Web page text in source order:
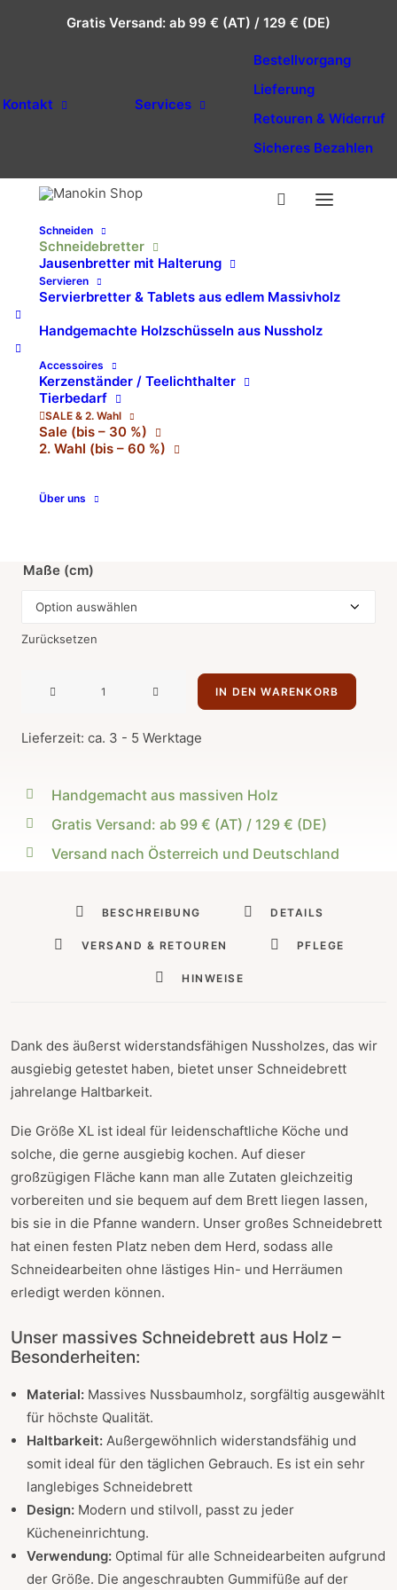
Gratis Versand: ab 99 € (AT) / 129 € (DE)
Kontakt Services
Bestellvorgang
Lieferung
Retouren & Widerruf
Sicheres Bezahlen
Schneiden
Schneidebretter
Jausenbretter mit Halterung
Servieren
Servierbretter & Tablets aus edlem Massivholz
Handgemachte Holzschüsseln aus Nussholz
Accessoires
Kerzenständer / Teelichthalter
Tierbedarf
SALE & 2. Wahl
Sale (bis – 30 %)
2. Wahl (bis – 60 %)
Über uns
Start Shop Schneiden
Modernes Schneidebrett aus ausgesuchtem Nussholz (XL)
Modernes Schneidebrett
aus ausgesuchtem
Nussholz (XL)
Unser modernes Schneidebrett aus ausgesuchtem
Nussholz (XL) bietet viel Platz, beidseitige Nutzung und
ein Unikat.
Maße (cm)
Zurücksetzen
(XL)
Menge
IN DEN WARENKORB
Lieferzeit: ca. 3 - 5 Werktage
Handgemacht aus massiven Holz
Gratis Versand: ab 99 € (AT) / 129 € (DE)
Versand nach Österreich und Deutschland
BESCHREIBUNG DETAILS
VERSAND & RETOUREN PFLEGE
HINWEISE
Dank des äußerst widerstandsfähigen Nussholzes, das wir
ausgiebig getestet haben, bietet unser Schneidebrett
jahrelange Haltbarkeit.
Die Größe XL ist ideal für leidenschaftliche Köche und
solche, die gerne ausgiebig kochen. Auf dieser
großzügigen Fläche kann man alle Zutaten gleichzeitig
vorbereiten und sie bequem auf dem Brett liegen lassen,
bis sie in die Pfanne wandern. Unser großes Schneidebrett
hat einen festen Platz neben dem Herd, sodass alle
Schneidearbeiten ohne lästiges Hin- und Herräumen
erledigt werden können.
Unser massives Schneidebrett aus Holz –
Besonderheiten:
Material: Massives Nussbaumholz, sorgfältig ausgewählt
für höchste Qualität.
Haltbarkeit: Außergewöhnlich widerstandsfähig und
somit ideal für den täglichen Gebrauch. Es ist ein sehr
langlebiges Schneidebrett
Design: Modern und stilvoll, passt zu jeder
Kücheneinrichtung.
Verwendung: Optimal für alle Schneidearbeiten aufgrund
der Größe. Die angeschraubten Gummifüße auf der